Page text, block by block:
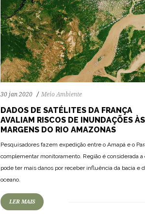
30 jan 2020 Meio Ambiente
DADOS DE SATÉLITES DA FRANÇA
AVALIAM RISCOS DE INUNDAÇÕES ÀS
MARGENS DO RIO AMAZONAS
Pesquisadores fazem expedição entre o Amapá e o
complementar monitoramento. Região é considerada a
pode ter mais danos por receber influência da bacia e
oceano.
LER MAIS